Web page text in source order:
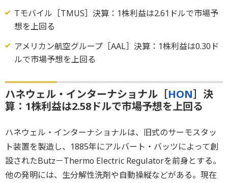
Tモバイル［TMUS］決算：1株利益は2.61ドルで市場予
想を上回る
アメリカン航空グループ［AAL］決算：1株利益は0.30ド
ルで市場予想を上回る
ハネウェル・インターナショナル［HON］決
算：1株利益は2.58ドルで市場予想を上回る
ハネウェル・インターナショナルは、旧式のサーモスタッ
ト装置を製造し、1885年にアルバート・バッツによって創
設されたButz－Thermo Electric Regulatorを前身とする。
他の発明には、生分解性洗剤や自動操縦などがある。現在